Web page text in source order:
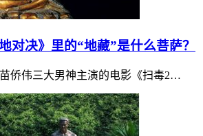
对决》里的“地藏”是什么菩萨？
侨伟三大男神主演的电影《扫毒2…